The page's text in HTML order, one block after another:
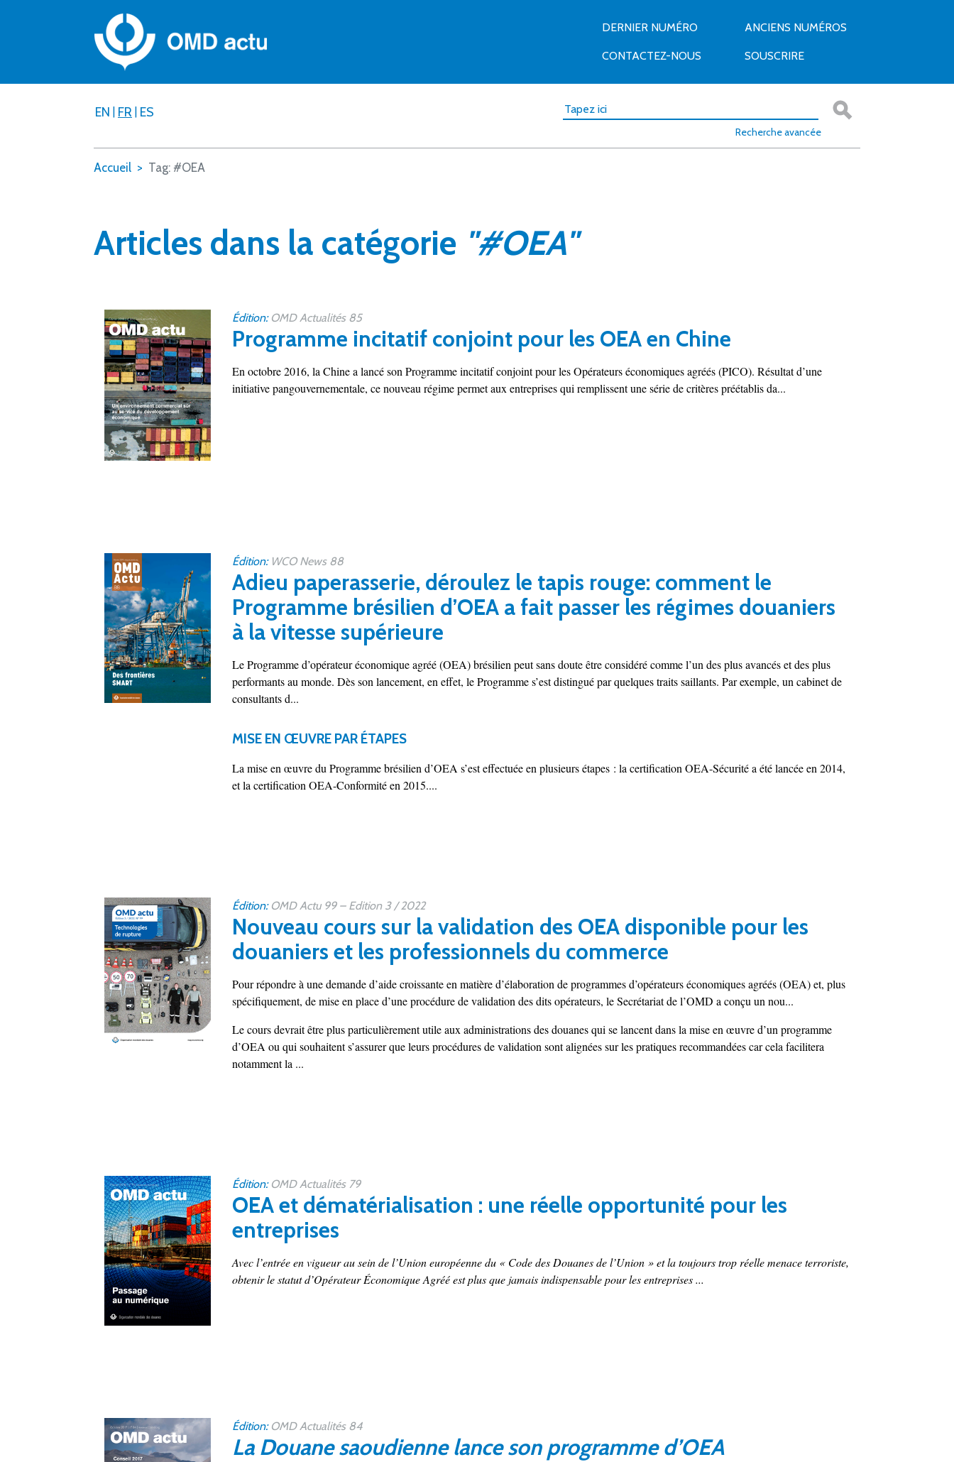
DERNIER NUMÉRO ANCIENS NUMÉROS
CONTACTEZ-NOUS SOUSCRIRE
EN | FR | ES
Recherche avancée
Accueil Tag: #OEA
Articles dans la catégorie "#OEA"
Édition: OMD Actualités 85
Programme incitatif conjoint pour les OEA en Chine
En octobre 2016, la Chine a lancé son Programme incitatif conjoint pour les Opérateurs économiques agréés (PICO). Résultat d’une
initiative pangouvernementale, ce nouveau régime permet aux entreprises qui remplissent une série de critères préétablis da...
Édition: WCO News 88
Adieu paperasserie, déroulez le tapis rouge: comment le
Programme brésilien d’OEA a fait passer les régimes douaniers
à la vitesse supérieure
Le Programme d’opérateur économique agréé (OEA) brésilien peut sans doute être considéré comme l’un des plus avancés et des plus
performants au monde. Dès son lancement, en effet, le Programme s’est distingué par quelques traits saillants. Par exemple, un cabinet de
consultants d...
MISE EN ŒUVRE PAR ÉTAPES
La mise en œuvre du Programme brésilien d’OEA s’est effectuée en plusieurs étapes : la certification OEA-Sécurité a été lancée en 2014,
et la certification OEA-Conformité en 2015....
Édition: OMD Actu 99 – Edition 3 / 2022
Nouveau cours sur la validation des OEA disponible pour les
douaniers et les professionnels du commerce
Pour répondre à une demande d’aide croissante en matière d’élaboration de programmes d’opérateurs économiques agréés (OEA) et, plus
spécifiquement, de mise en place d’une procédure de validation des dits opérateurs, le Secrétariat de l’OMD a conçu un nou...
Le cours devrait être plus particulièrement utile aux administrations des douanes qui se lancent dans la mise en œuvre d’un programme
d’OEA ou qui souhaitent s’assurer que leurs procédures de validation sont alignées sur les pratiques recommandées car cela facilitera
notamment la ...
Édition: OMD Actualités 79
OEA et dématérialisation : une réelle opportunité pour les
entreprises
Avec l’entrée en vigueur au sein de l’Union européenne du « Code des Douanes de l’Union » et la toujours trop réelle menace terroriste,
obtenir le statut d’Opérateur Économique Agréé est plus que jamais indispensable pour les entreprises ...
Édition: OMD Actualités 84
La Douane saoudienne lance son programme d’OEA